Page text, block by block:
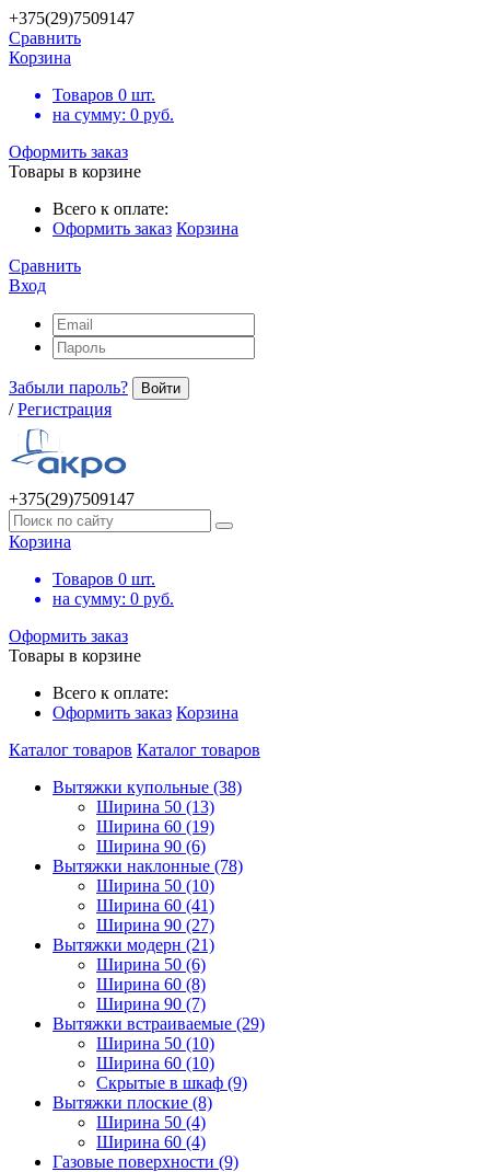
+375(29)7509147
Сравнить
Корзина
Товаров 0 шт.
на сумму: 0 руб.
Оформить заказ
Товары в корзине
Всего к оплате:
Оформить заказ Корзина
Сравнить
Вход
Забыли пароль? Войти
/ Регистрация
+375(29)7509147
Корзина
Товаров 0 шт.
на сумму: 0 руб.
Оформить заказ
Товары в корзине
Всего к оплате:
Оформить заказ Корзина
Каталог товаров Каталог товаров
Вытяжки купольные (38)
Ширина 50 (13)
Ширина 60 (19)
Ширина 90 (6)
Вытяжки наклонные (78)
Ширина 50 (10)
Ширина 60 (41)
Ширина 90 (27)
Вытяжки модерн (21)
Ширина 50 (6)
Ширина 60 (8)
Ширина 90 (7)
Вытяжки встраиваемые (29)
Ширина 50 (10)
Ширина 60 (10)
Скрытые в шкаф (9)
Вытяжки плоские (8)
Ширина 50 (4)
Ширина 60 (4)
Газовые поверхности (9)